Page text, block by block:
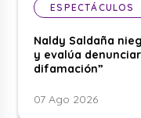
ESPECTÁCULOS
Naldy Saldaña
y evalúa denunciar
difamación”
07 Ago 2026